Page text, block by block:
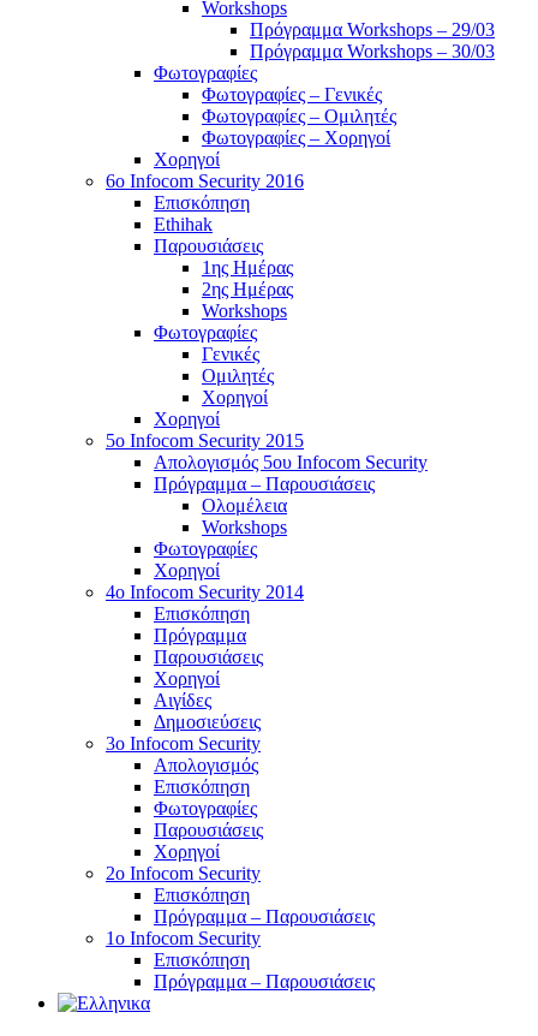
Workshops
Πρόγραμμα Workshops – 29/03
Πρόγραμμα Workshops – 30/03
Φωτογραφίες
Φωτογραφίες – Γενικές
Φωτογραφίες – Ομιλητές
Φωτογραφίες – Χορηγοί
Χορηγοί
6o Infocom Security 2016
Επισκόπηση
Ethihak
Παρουσιάσεις
1ης Ημέρας
2ης Ημέρας
Workshops
Φωτογραφίες
Γενικές
Ομιλητές
Χορηγοί
Χορηγοί
5o Infocom Security 2015
Απολογισμός 5ου Infocom Security
Πρόγραμμα – Παρουσιάσεις
Ολομέλεια
Workshops
Φωτογραφίες
Χορηγοί
4ο Infocom Security 2014
Επισκόπηση
Πρόγραμμα
Παρουσιάσεις
Χορηγοί
Αιγίδες
Δημοσιεύσεις
3o Infocom Security
Απολογισμός
Επισκόπηση
Φωτογραφίες
Παρουσιάσεις
Χορηγοί
2o Infocom Security
Επισκόπηση
Πρόγραμμα – Παρουσιάσεις
1ο Infocom Security
Επισκόπηση
Πρόγραμμα – Παρουσιάσεις